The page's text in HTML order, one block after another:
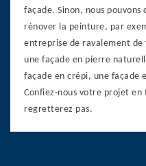
façade. Sinon, nous
rénover la peinture, par
entreprise de ravalement
une façade en pierre
façade en crépi, une façade
Confiez-nous votre projet
regretterez pas.